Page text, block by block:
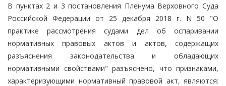
В пунктах 2 и 3 постановления Пленума Верховного Суда
Российской Федерации от 25 декабря 2018 г. N 50 "О
практике рассмотрения судами дел об оспаривании
нормативных правовых актов и актов, содержащих
разъяснения законодательства и обладающих
нормативными свойствами" разъяснено, что признаками,
характеризующими нормативный правовой акт, являются: